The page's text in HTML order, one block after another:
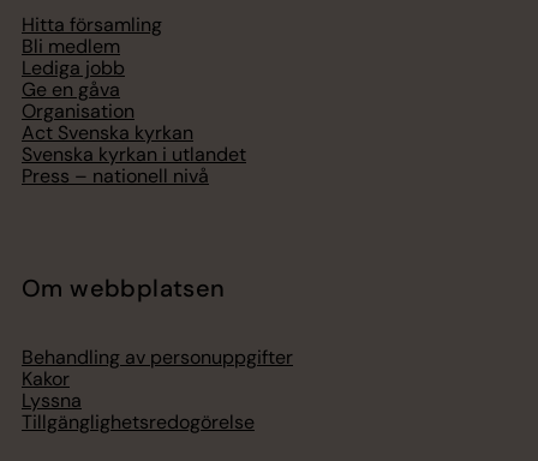
Hitta församling
Bli medlem
Lediga jobb
Ge en gåva
Organisation
Act Svenska kyrkan
Svenska kyrkan i utlandet
Press – nationell nivå
Om webbplatsen
Behandling av personuppgifter
Kakor
Lyssna
Tillgänglighetsredogörelse